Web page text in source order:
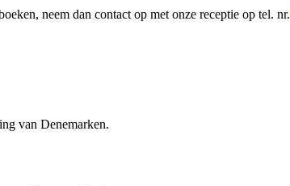
neem dan contact op met onze receptie op tel. nr.
van Denemarken.